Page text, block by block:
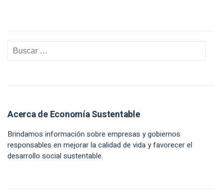
Acerca de Economía Sustentable
Brindamos información sobre empresas y gobiernos
responsables en mejorar la calidad de vida y favorecer el
desarrollo social sustentable.